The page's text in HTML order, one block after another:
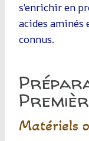
s’enrichir en
acides aminés
connus.
Matériels